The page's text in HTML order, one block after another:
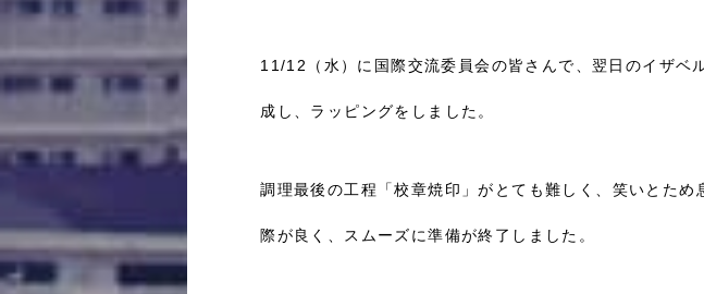
11/12（水）に国際交流委員会の皆さんで、翌日のイザベ
成し、ラッピングをしました。
調理最後の工程「校章焼印」がとても難しく、笑いとた
際が良く、スムーズに準備が終了しました。